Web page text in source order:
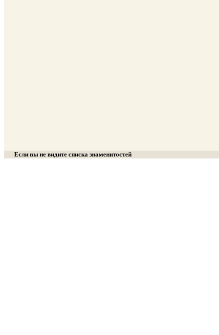
Если вы не видите списка знаменитостей